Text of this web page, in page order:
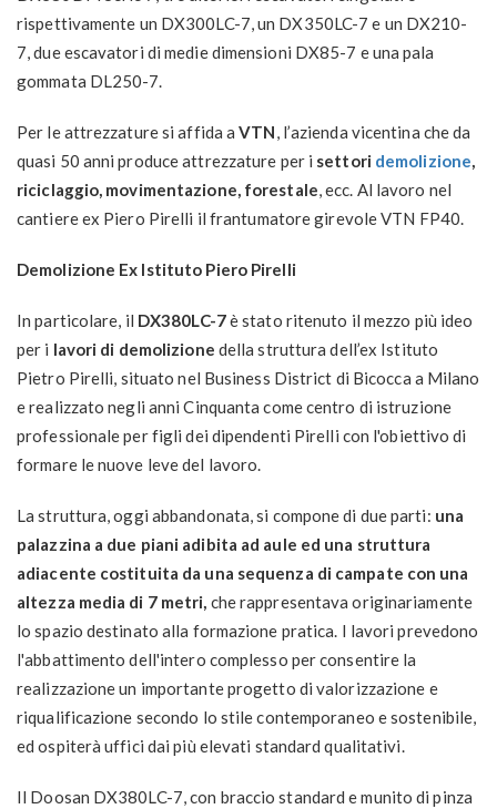
rispettivamente un DX300LC-7, un DX350LC-7 e un DX210-
7, due escavatori di medie dimensioni DX85-7 e una pala
gommata DL250-7.
Per le attrezzature si affida aVTN , l’azienda vicentina che da
quasi 50 anni produce attrezzature per i settori demolizione
riciclaggio, movimentazione, forestale , ecc. Al lavoro nel
cantiere ex Piero Pirelli il frantumatore girevole VTN FP40.
Demolizione Ex Istituto Piero Pirelli
In particolare, il DX380LC-7è stato ritenuto il mezzo più ideo
per i lavori di demolizione della struttura dell’ex Istituto
Pietro Pirelli, situato nel Business District di Bicocca a Milano
e realizzato negli anni Cinquanta come centro di istruzione
professionale per figli dei dipendenti Pirelli con l'obiettivo di
formare le nuove leve del lavoro.
La struttura, oggi abbandonata, si compone di due parti: una
palazzina a due piani adibita ad aule ed una struttura
adiacente costituita da una sequenza di campate con una
altezza media di 7 metri, che rappresentava originariamente
lo spazio destinato alla formazione pratica. I lavori prevedono
l'abbattimento dell'intero complesso per consentire la
realizzazione un importante progetto di valorizzazione e
riqualificazione secondo lo stile contemporaneo e sostenibile,
ed ospiterà uffici dai più elevati standard qualitativi.
Il Doosan DX380LC-7, con braccio standard e munito di pinza